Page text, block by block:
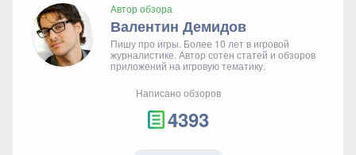
Автор обзора
Валентин Демидов
Пишу про игры. Более 10 лет в игровой
журналистике. Автор сотен статей и обзоров
приложений на игровую тематику.
Написано обзоров
4393